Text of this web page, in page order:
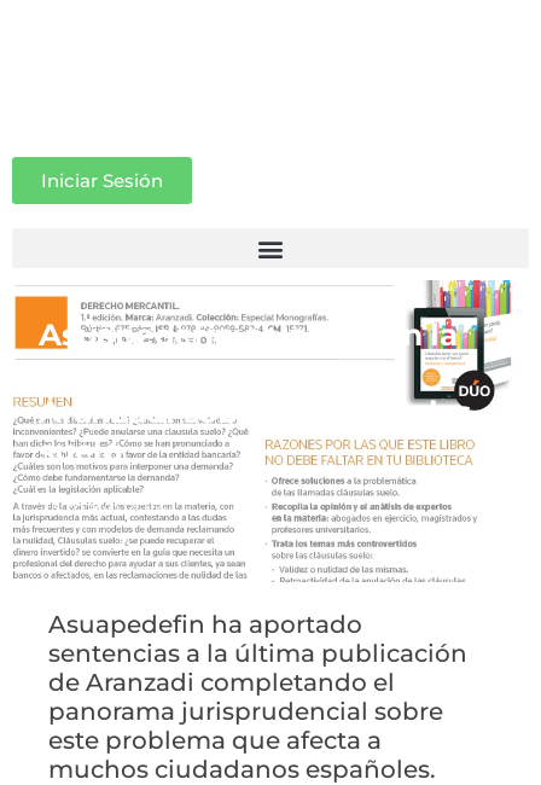
Iniciar Sesión
Asuapedefin colabora en la
Aranzadi sobre las cláusulas
suelo
23 mayo 2014
Asuapedefin ha aportado
sentencias a la última publicación
de Aranzadi completando el
panorama jurisprudencial sobre
este problema que afecta a
muchos ciudadanos españoles.